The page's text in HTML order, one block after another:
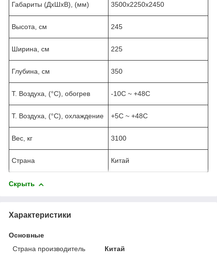
Габариты (ДхШхВ), (мм) 3500x2250x2450
Высота, см 245
Ширина, см 225
Глубина, см 350
Т. Воздуха, (°C), обогрев -10C ~ +48C
Т. Воздуха, (°C), охлаждение +5C ~ +48C
Вес, кг 3100
Страна Китай
Скрыть
Характеристики
Основные
Страна производитель
Китай